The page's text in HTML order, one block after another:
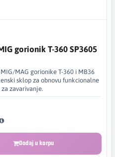
gorionik T-360 SP3605
MAG gorionike T-360 i MB36
sklop za obnovu funkcionalne
zavarivanje.
Dodaj u korpu